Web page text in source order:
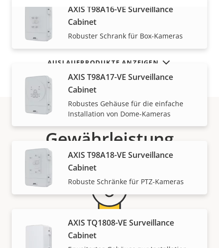
MEHR ANZEIGEN
AXIS T98A16-VE Surveillance
Cabinet
Robuster Schrank für Box-Kameras
AXIS T98A17-VE Surveillance
Cabinet
Robustes Gehäuse für die einfache
Installation von Dome-Kameras
AXIS T98A18-VE Surveillance
Cabinet
Robuste Schränke für PTZ-Kameras
AXIS TQ1808-VE Surveillance
Cabinet
AUSLAUFPRODUKTE ANZEIGEN
Gewährleistung